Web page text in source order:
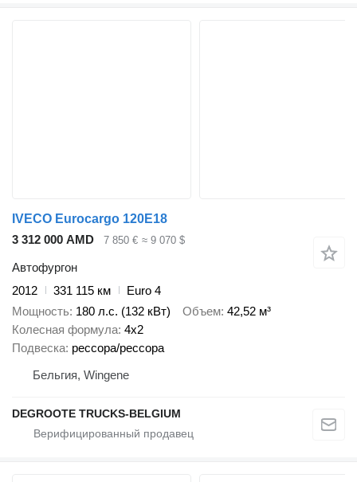
IVECO Eurocargo 120E18
3 312 000 AMD
7 850 € ≈ 9 070 $
Автофургон
2012
331 115 км
Euro 4
Мощность 180 л.с. (132 кВт) Объем 42,52 м³
Колесная формула 4x2
Подвеска рессора/рессора
Бельгия, Wingene
DEGROOTE TRUCKS-BELGIUM